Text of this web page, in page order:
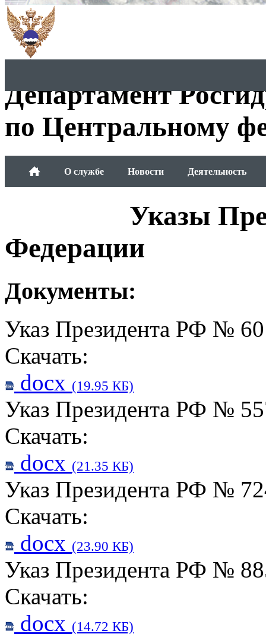
Департамент
по Центральному
О службе Новости Деятельность
Указы
Федерации
Документы:
Указ Президента РФ №
Скачать:
docx (19.95 КБ)
Указ Президента РФ №
Скачать:
docx (21.35 КБ)
Указ Президента РФ №
Скачать:
docx (23.90 КБ)
Указ Президента РФ №
Скачать:
docx (14.72 КБ)